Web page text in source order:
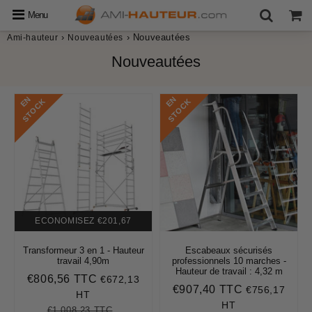
Menu
Ami-hauteur › Nouveautées › Nouveautées
Nouveautées
E
N
S
T
O
C
K
ECONOMISEZ €201,67
Transformeur 3 en 1 - Hauteur
travail 4,90m
Prix
€806,56 TTC €806,56
€672,13
HT
E
N
S
T
O
C
K
Escabeaux sécurisés
professionnels 10 marches -
Hauteur de travail : 4,32 m
Prix
€907,40 TTC €907,40
€756,17
HT